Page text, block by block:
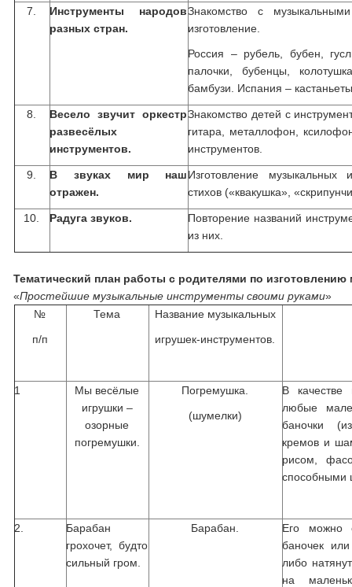
7.
Инструменты народов
разных стран.
Знакомство с
изготовление.
Россия – рубель, бубен,
палочки, бубенцы,
бамбузи. Испания –
8.
Весело звучит оркестр
развесёлых
инструментов.
Знакомство детей с
гитара, металлофон,
инструментов.
9.
В звуках мир наш
отражен.
Изготовление музыкальных
стихов («квакушка»,
10. Радуга звуков.
Повторение названий
из них.
Тематический план работы с родителями по
«Простейшие музыкальные инструменты своими руками»
№
п/п
Тема
Название музыкальных
игрушек-инструментов.
1
Мы весёлые
игрушки –
озорные
погремушки.
Погремушка.
(шумелки)
В качестве
любые
баночки
кремов и
рисом,
способными
2.
Барабан
грохочет, будто
сильный гром.
Барабан.
Его можно
баночек
либо
на